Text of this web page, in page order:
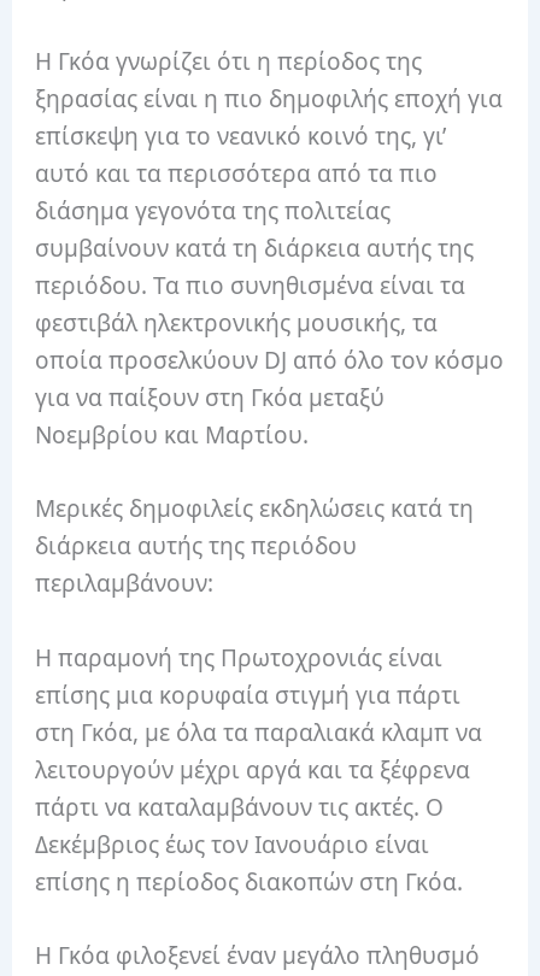
Η Γκόα γνωρίζει ότι η περίοδος της
ξηρασίας είναι η πιο δημοφιλής εποχή για
επίσκεψη για το νεανικό κοινό της, γι’
αυτό και τα περισσότερα από τα πιο
διάσημα γεγονότα της πολιτείας
συμβαίνουν κατά τη διάρκεια αυτής της
περιόδου. Τα πιο συνηθισμένα είναι τα
φεστιβάλ ηλεκτρονικής μουσικής, τα
οποία προσελκύουν DJ από όλο τον κόσμο
για να παίξουν στη Γκόα μεταξύ
Νοεμβρίου και Μαρτίου.
Μερικές δημοφιλείς εκδηλώσεις κατά τη
διάρκεια αυτής της περιόδου
περιλαμβάνουν:
Η παραμονή της Πρωτοχρονιάς είναι
επίσης μια κορυφαία στιγμή για πάρτι
στη Γκόα, με όλα τα παραλιακά κλαμπ να
λειτουργούν μέχρι αργά και τα ξέφρενα
πάρτι να καταλαμβάνουν τις ακτές. Ο
Δεκέμβριος έως τον Ιανουάριο είναι
επίσης η περίοδος διακοπών στη Γκόα.
Η Γκόα φιλοξενεί έναν μεγάλο πληθυσμό